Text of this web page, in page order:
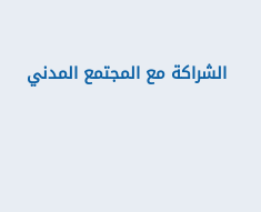
الشراكة مع المجتمع المدني